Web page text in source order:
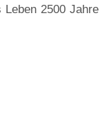
2500 Jahre